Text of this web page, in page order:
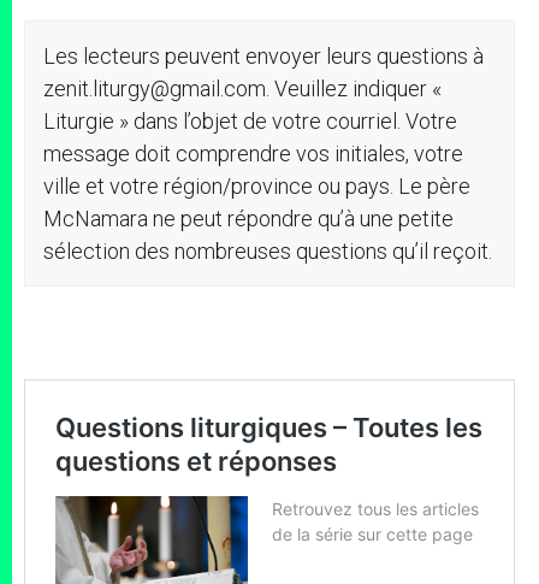
Les lecteurs peuvent envoyer leurs questions à
zenit.liturgy@gmail.com. Veuillez indiquer «
Liturgie » dans l’objet de votre courriel. Votre
message doit comprendre vos initiales, votre
ville et votre région/province ou pays. Le père
McNamara ne peut répondre qu’à une petite
sélection des nombreuses questions qu’il reçoit.